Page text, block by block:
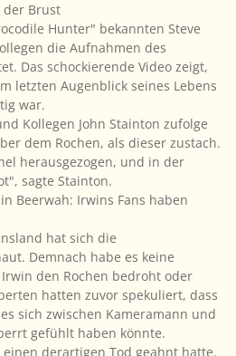
der Brust
Hunter" bekannten Steve
die Aufnahmen des
Das schockierende Video zeigt,
letzten Augenblick seines Lebens
war.
Kollegen John Stainton zufolge
dem Rochen, als dieser zustach.
herausgezogen, und in der
sagte Stainton.
Beerwah: Irwins Fans haben
hat sich die
Demnach habe es keine
den Rochen bedroht oder
hatten zuvor spekuliert, dass
sich zwischen Kameramann und
gefühlt haben könnte.
derartigen Tod geahnt hatte.